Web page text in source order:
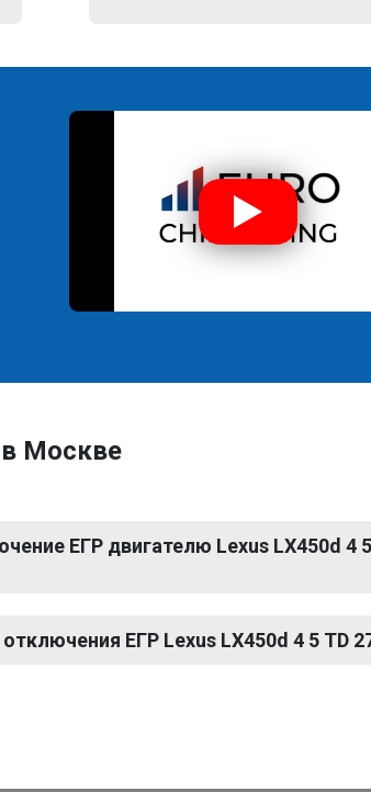
Москве
ЕГР двигателю Lexus LX450d 4
ЕГР Lexus LX450d 4 5 TD